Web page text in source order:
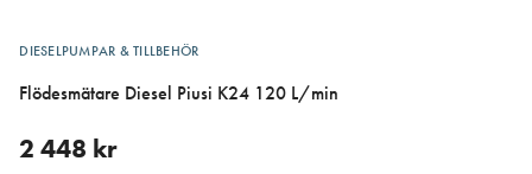
DIESELPUMPAR & TILLBEHÖR
Flödesmätare Diesel Piusi K24 120 L/min
2 448 kr